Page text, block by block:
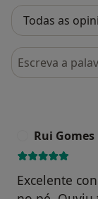
Pesquisar em
Rui Gomes
Excelente